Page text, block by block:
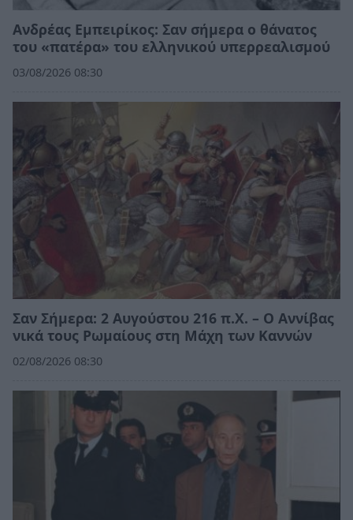
Ανδρέας Εμπειρίκος: Σαν σήμερα ο θάνατος
του «πατέρα» του ελληνικού υπερρεαλισμού
03/08/2026 08:30
Σαν Σήμερα: 2 Αυγούστου 216 π.Χ. – Ο Αννίβας
νικά τους Ρωμαίους στη Μάχη των Καννών
02/08/2026 08:30